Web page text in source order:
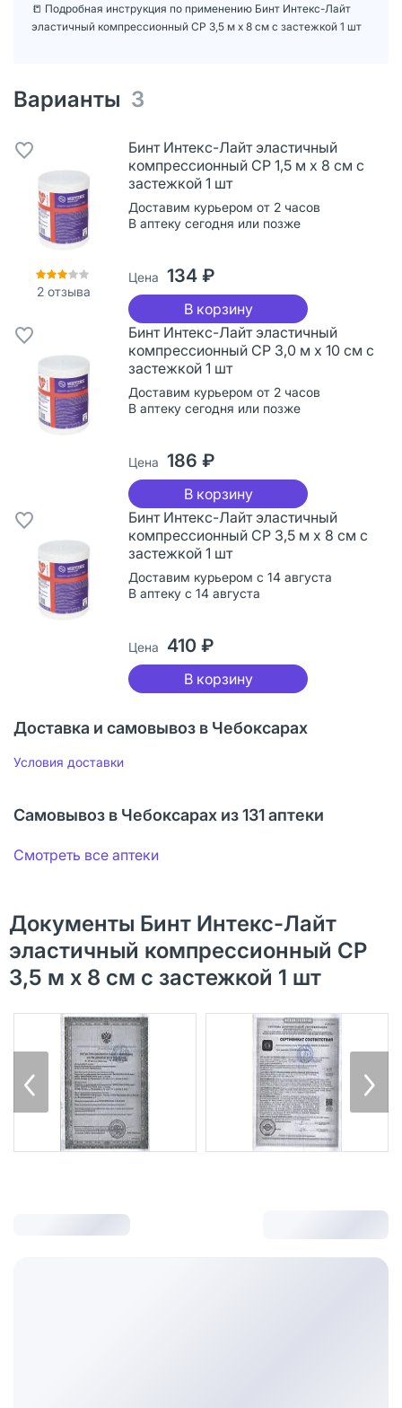
📒 Подробная инструкция по применению Бинт Интекс-Лайт
эластичный компрессионный СР 3,5 м х 8 см с застежкой 1 шт
Варианты 3
2 отзыва
Бинт Интекс-Лайт эластичный
компрессионный СР 1,5 м х 8 см с
застежкой 1 шт
Доставим курьером от 2 часов
В аптеку сегодня или позже
Цена 134 ₽
В корзину
Бинт Интекс-Лайт эластичный
компрессионный СР 3,0 м х 10 см с
застежкой 1 шт
Доставим курьером от 2 часов
В аптеку сегодня или позже
Цена 186 ₽
В корзину
Бинт Интекс-Лайт эластичный
компрессионный СР 3,5 м х 8 см с
застежкой 1 шт
Доставим курьером с 14 августа
В аптеку с 14 августа
Цена 410 ₽
В корзину
Доставка и самовывоз в Чебоксарах
Условия доставки
Самовывоз в Чебоксарах из 131 аптеки
Смотреть все аптеки
Документы Бинт Интекс-Лайт
эластичный компрессионный СР
3,5 м х 8 см с застежкой 1 шт